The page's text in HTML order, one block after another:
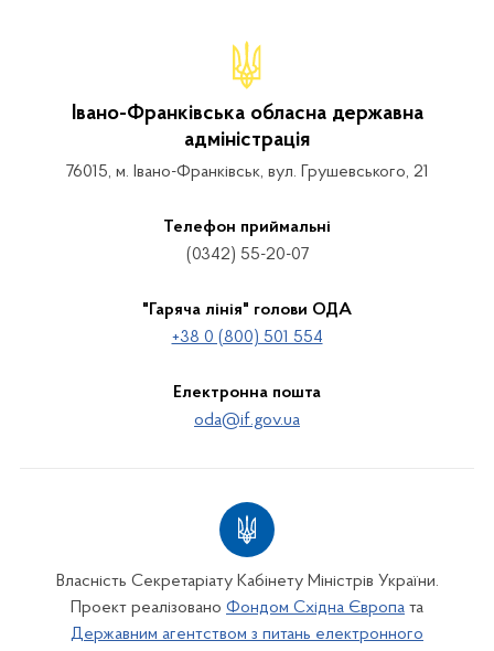
Івано-Франківська обласна державна
адміністрація
76015, м. Івано-Франківськ, вул. Грушевського, 21
Телефон приймальні
(0342) 55-20-07
"Гаряча лінія" голови ОДА
+38 0 (800) 501 554
Електронна пошта
oda@if.gov.ua
Власність Секретаріату Кабінету Міністрів України.
Проект реалізовано Фондом Східна Європа та
Державним агентством з питань електронного